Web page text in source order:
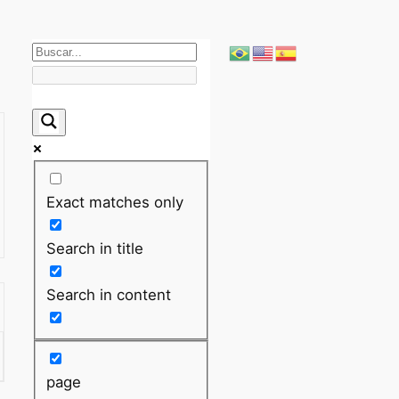
Exact matches only
Search in title
Search in content
page